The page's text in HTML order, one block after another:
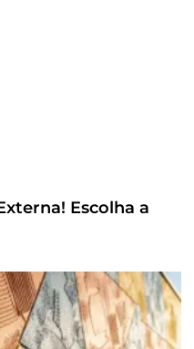
Escolha a